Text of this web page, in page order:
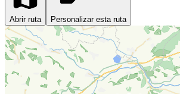
Abrir ruta Personalizar esta ruta